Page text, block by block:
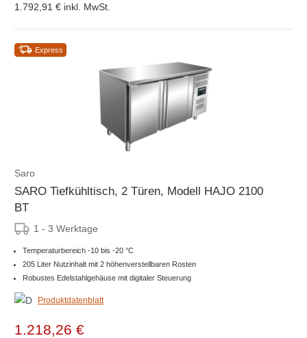
1.792,91 € inkl. MwSt.
Express
Saro
SARO Tiefkühltisch, 2 Türen, Modell HAJO 2100
BT
1 - 3 Werktage
Temperaturbereich -10 bis -20 °C
205 Liter Nutzinhalt mit 2 höhenverstellbaren Rosten
Robustes Edelstahlgehäuse mit digitaler Steuerung
Produktdatenblatt
1.218,26 €